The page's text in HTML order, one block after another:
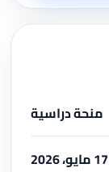
منحة دراسية
17 مايو، 2026